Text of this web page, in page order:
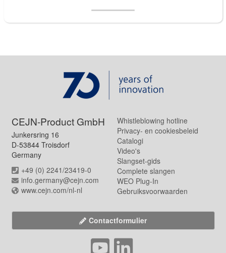
CEJN-Product GmbH
Junkersring 16
D-53844 Troisdorf
Germany
+49 (0) 2241/23419-0
info.germany@cejn.com
www.cejn.com/nl-nl
Whistleblowing hotline
Privacy- en cookiesbeleid
Catalogi
Video's
Slangset-gids
Complete slangen
WEO Plug-In
Gebruiksvoorwaarden
Contactformulier